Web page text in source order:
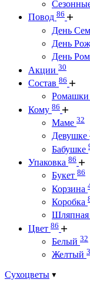
Повод 86
День
День
День
Акции 30
Состав 86
Кому 86
Маме 32
Девушке
Бабушке
Упаковка 86
Букет 86
Корзина
Коробка
Шляпная
Цвет 86
Белый 32
Желтый
Сухоцветы